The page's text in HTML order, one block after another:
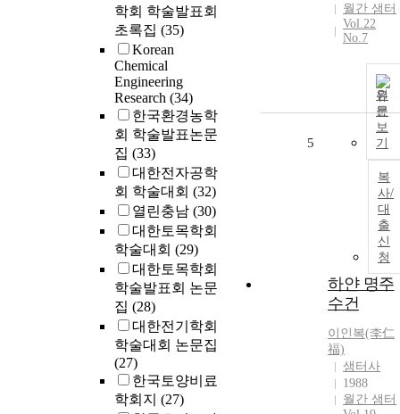
학회 학술발표회
초록집 (35)
Korean
Chemical
Engineering
Research (34)
한국환경농학
회 학술발표논문
집 (33)
대한전자공학
회 학술대회 (32)
열린충남 (30)
대한토목학회
학술대회 (29)
대한토목학회
학술발표회 논문
집 (28)
대한전기학회
학술대회 논문집
(27)
한국토양비료
학회지 (27)
월간 샘터
Vol.22
No.7
원
문
보
기
복
사/
대
출
신
청
5
하얀 명주
수건
이인 복(李仁
福)
샘터사
1988
월간 샘터